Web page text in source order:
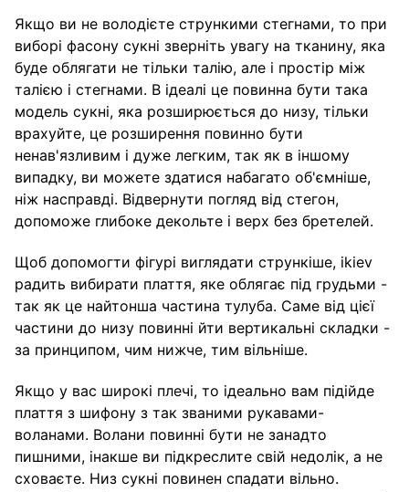
Якщо ви не володієте стрункими стегнами, то при
виборі фасону сукні зверніть увагу на тканину, яка
буде облягати не тільки талію, але і простір між
талією і стегнами. В ідеалі це повинна бути така
модель сукні, яка розширюється до низу, тільки
врахуйте, це розширення повинно бути
ненав'язливим і дуже легким, так як в іншому
випадку, ви можете здатися набагато об'ємніше,
ніж насправді. Відвернути погляд від стегон,
допоможе глибоке декольте і верх без бретелей.
Щоб допомогти фігурі виглядати стрункіше, ikiev
радить вибирати плаття, яке облягає під грудьми -
так як це найтонша частина тулуба. Саме від цієї
частини до низу повинні йти вертикальні складки -
за принципом, чим нижче, тим вільніше.
Якщо у вас широкі плечі, то ідеально вам підійде
плаття з шифону з так званими рукавами-
воланами. Волани повинні бути не занадто
пишними, інакше ви підкреслите свій недолік, а не
сховаєте. Низ сукні повинен спадати вільно.